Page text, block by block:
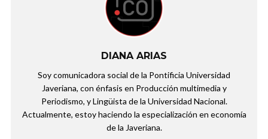
DIANA ARIAS
Soy comunicadora social de la Pontificia Universidad
Javeriana, con énfasis en Producción multimedia y
Periodismo, y Lingüista de la Universidad Nacional.
Actualmente, estoy haciendo la especialización en economía
de la Javeriana.